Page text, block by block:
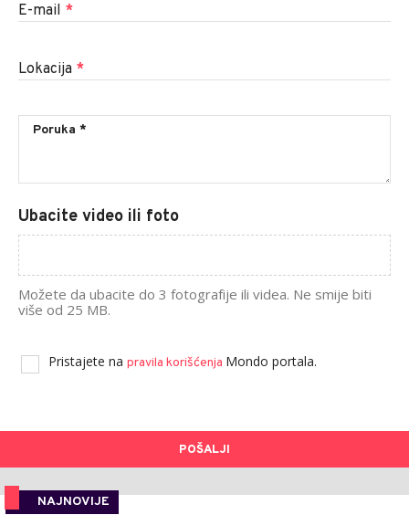
E-mail *
Lokacija *
Ubacite video ili foto
Možete da ubacite do 3 fotografije ili videa. Ne smije biti
više od 25 MB.
Pristajete na pravila korišćenja Mondo portala.
POŠALJI
NAJNOVIJE